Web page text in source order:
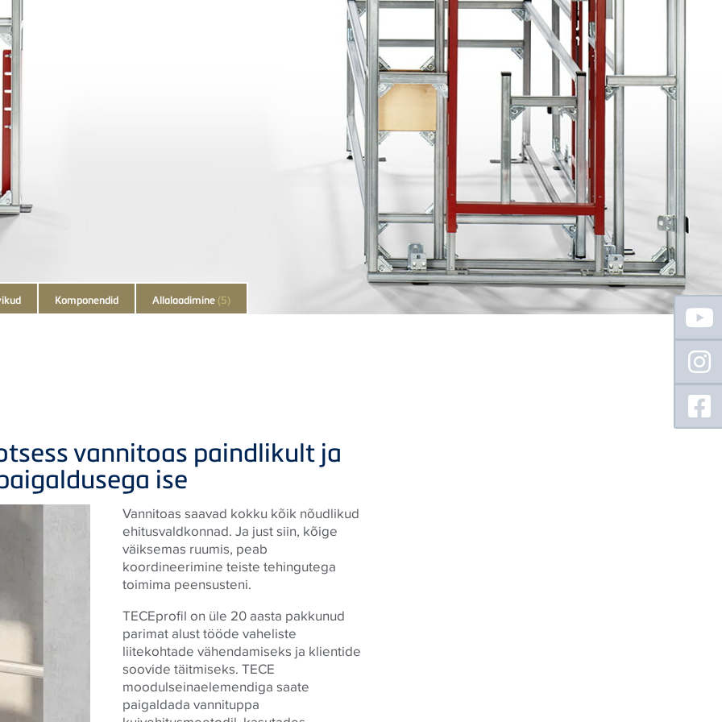
Komponendid Allalaadimine (5)
vannitoas paindlikult ja
ise
Vannitoas saavad kokku kõik nõudlikud
ehitusvaldkonnad. Ja just siin, kõige
väiksemas ruumis, peab
koordineerimine teiste tehingutega
toimima peensusteni.
TECEprofil on üle 20 aasta pakkunud
parimat alust tööde vaheliste
liitekohtade vähendamiseks ja klientide
soovide täitmiseks. TECE
moodulseinaelemendiga saate
paigaldada vannituppa
Floating
Sidebar